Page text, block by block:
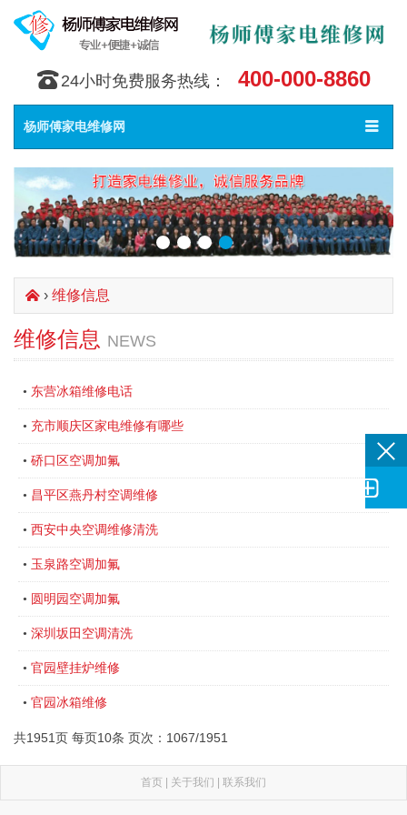
󰇯 24小时免费服务热线： 400-000-8860
Toggle
󰀥
杨师傅家电维修网
󰄫 › 维修信息
维修信息 NEWS
• 东营冰箱维修电话
• 充市顺庆区家电维修有哪些
• 硚口区空调加氟
• 昌平区燕丹村空调维修
• 西安中央空调维修清洗
• 玉泉路空调加氟
• 圆明园空调加氟
• 深圳坂田空调清洗
• 官园壁挂炉维修
• 官园冰箱维修
共1951页 每页10条 页次：1067/1951
首页 | 关于我们 | 联系我们
